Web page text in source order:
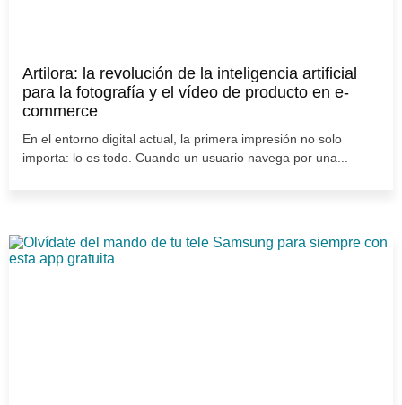
Artilora: la revolución de la inteligencia artificial
para la fotografía y el vídeo de producto en e-
commerce
En el entorno digital actual, la primera impresión no solo
importa: lo es todo. Cuando un usuario navega por una...